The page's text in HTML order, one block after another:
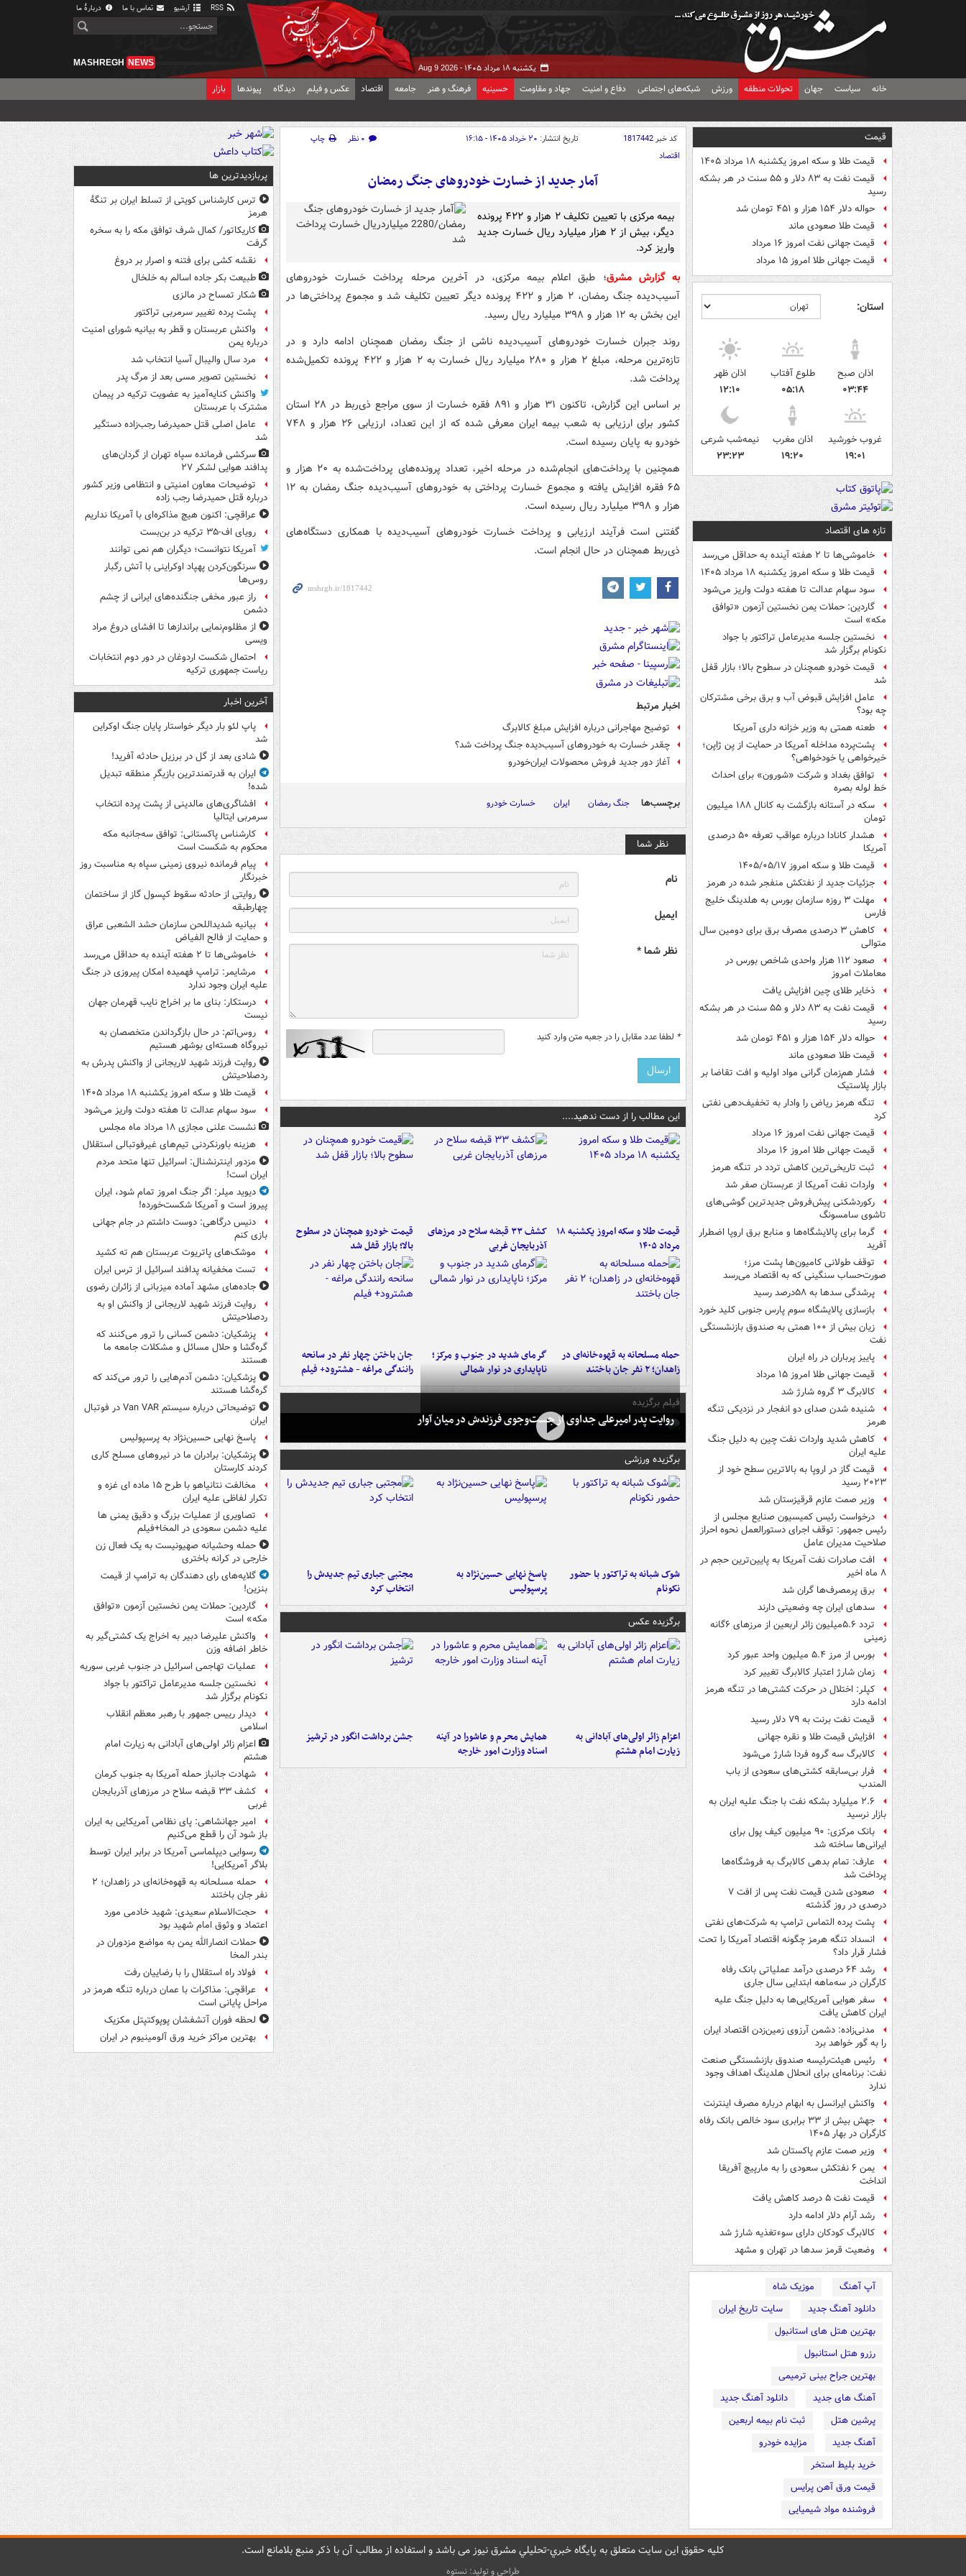
آرشیو تماس با ما دربارهٔ ما
یکشنبه ۱۸ مرداد ۱۴۰۵ - Aug 9 2026
MASHREGH NEWS
خانه سیاست جهان تحولات منطقه ورزش شبکه‌های اجتماعی دفاع و امنیت جهاد و مقاومت حسینیه فرهنگ و هنر جامعه اقتصاد عکس و فیلم دیدگاه پیوندها بازار
قیمت
قیمت طلا و سکه امروز یکشنبه ۱۸ مرداد ۱۴۰۵
قیمت نفت به ۸۳ دلار و ۵۵ سنت در هر بشکه
رسید
حواله دلار ۱۵۴ هزار و ۴۵۱ تومان شد
قیمت طلا صعودی ماند
قیمت جهانی نفت امروز ۱۶ مرداد
قیمت جهانی طلا امروز ۱۵ مرداد
استان:
اذان صبح
۰۳:۴۴
طلوع آفتاب
۰۵:۱۸
اذان ظهر
۱۲:۱۰
غروب خورشید
۱۹:۰۱
اذان مغرب
۱۹:۲۰
نیمه‌شب شرعی
۲۳:۲۳
تازه های اقتصاد
خاموشی‌ها تا ۲ هفته آینده به حداقل می‌رسد
قیمت طلا و سکه امروز یکشنبه ۱۸ مرداد ۱۴۰۵
سود سهام عدالت تا هفته دولت واریز می‌شود
گاردین: حملات یمن نخستین آزمون «توافق
مکه» است
نخستین جلسه مدیرعامل تراکتور با جواد
نکونام برگزار شد
قیمت خودرو همچنان در سطوح بالا؛ بازار قفل
شد
عامل افزایش قبوض آب و برق برخی مشترکان
چه بود؟
طعنه همتی به وزیر خزانه داری آمریکا
پشت‌پرده مداخله آمریکا در حمایت از یِن ژاپن؛
خیرخواهی یا خودخواهی؟
توافق بغداد و شرکت «شورون» برای احداث
خط لوله بصره
سکه در آستانه بازگشت به کانال ۱۸۸ میلیون
تومان
هشدار کانادا درباره عواقب تعرفه ۵۰ درصدی
آمریکا
قیمت طلا و سکه امروز ۱۴۰۵/۰۵/۱۷
جزئیات جدید از نفتکش منفجر شده در هرمز
مهلت ۳ روزه سازمان بورس به هلدینگ خلیج
فارس
کاهش ۳ درصدی مصرف برق برای دومین سال
متوالی
صعود ۱۱۲ هزار واحدی شاخص بورس در
معاملات امروز
ذخایر طلای چین افزایش یافت
قیمت نفت به ۸۳ دلار و ۵۵ سنت در هر بشکه
رسید
حواله دلار ۱۵۴ هزار و ۴۵۱ تومان شد
قیمت طلا صعودی ماند
فشار هم‌زمان گرانی مواد اولیه و افت تقاضا بر
بازار پلاستیک
تنگه هرمز ریاض را وادار به تخفیف‌دهی نفتی
کرد
قیمت جهانی نفت امروز ۱۶ مرداد
قیمت جهانی طلا امروز ۱۶ مرداد
ثبت تاریخی‌ترین کاهش تردد در تنگه هرمز
واردات نفت آمریکا از عربستان صفر شد
رکوردشکنی پیش‌فروش جدیدترین گوشی‌های
تاشوی سامسونگ
گرما برای پالایشگاه‌ها و منابع برق اروپا اضطرار
آفرید
توقف طولانی کامیون‌ها پشت مرز؛
صورت‌حساب سنگینی که به اقتصاد می‌رسد
پرشدگی سدها به ۵۸درصد رسید
بازسازی پالایشگاه سوم پارس جنوبی کلید خورد
زیان بیش از ۱۰۰ همتی به صندوق‌ بازنشستگی
نفت
پاییز پرباران در راه ایران
قیمت جهانی طلا امروز ۱۵ مرداد
کالابرگ ۳ گروه شارژ شد
شنیده شدن صدای دو انفجار در نزدیکی تنگه
هرمز
کاهش شدید واردات نفت چین به دلیل جنگ
علیه ایران
قیمت گاز در اروپا به بالاترین سطح خود از
۲۰۲۳ رسید
وزیر صمت عازم قرقیزستان شد
درخواست رئیس کمیسیون صنایع مجلس از
رئیس جمهور: توقف اجرای دستورالعمل نحوه احراز
صلاحیت مدیران عامل
افت صادرات نفت آمریکا به پایین‌ترین حجم در
۸ ماه اخیر
برق پرمصرف‌ها گران شد
سدهای ایران چه وضعیتی دارند
تردد ۵.۶میلیون زائر اربعین از مرزهای ۶گانه
زمینی
بورس از مرز ۵.۴ میلیون واحد عبور کرد
زمان شارژ اعتبار کالابرگ تغییر کرد
کپلر: اختلال در حرکت کشتی‌ها در تنگه هرمز
ادامه دارد
قیمت نفت برنت به ۷۹ دلار رسید
افزایش قیمت طلا و نقره جهانی
کالابرگ سه گروه فردا شارژ می‌شود
فرار بی‌سابقه کشتی‌های سعودی از باب
المندب
۲.۶ میلیارد بشکه نفت با جنگ علیه ایران به
بازار نرسید
بانک مرکزی: ۹۰ میلیون کیف پول برای
ایرانی‌ها ساخته شد
عارف: تمام بدهی کالابرگ به فروشگاه‌ها
پرداخت شد
صعودی شدن قیمت نفت پس از افت ۷
درصدی در روز گذشته
پشت پرده التماس ترامپ به شرکت‌های نفتی
انسداد تنگه هرمز چگونه اقتصاد آمریکا را تحت
فشار قرار داد؟
رشد ۶۴ درصدی درآمد عملیاتی بانک رفاه
کارگران در سه‌ماهه ابتدایی سال جاری
سفر هوایی آمریکایی‌ها به دلیل جنگ علیه
ایران کاهش یافت
مدنی‌زاده: دشمن آرزوی زمین‌زدن اقتصاد ایران
را به گور خواهد برد
رئیس هیئت‌رئیسه صندوق بازنشستگی صنعت
نفت: برنامه‌ای برای انحلال هلدینگ اهداف وجود
ندارد
واکنش ایرانسل به ابهام درباره مصرف اینترنت
جهش بیش از ۳۳ برابری سود خالص بانک رفاه
کارگران در بهار ۱۴۰۵
وزیر صمت عازم پاکستان شد
یمن ۶ نفتکش سعودی را به مارپیچ آفریقا
انداخت
قیمت نفت ۵ درصد کاهش یافت
رشد آرام دلار ادامه دارد
کالابرگ کودکان دارای سوءتغذیه شارژ شد
وضعیت قرمز سدها در تهران و مشهد
آپ آهنگ
موزیک شاه
دانلود آهنگ جدید
سایت تاریخ ایران
بهترین هتل های استانبول
رزرو هتل استانبول
بهترین جراح بینی ترمیمی
آهنگ های جدید
دانلود آهنگ جدید
پرشین هتل
ثبت نام بیمه اربعین
آهنگ جدید
مزایده خودرو
خرید بلیط استخر
قیمت ورق آهن پرایس
فروشنده مواد شیمیایی
کد خبر1817442 تاریخ انتشار: ۲۰ خرداد ۱۴۰۵ - ۱۶:۱۵ ۰ نظر
چاپ
اقتصاد
آمار جدید از خسارت خودروهای جنگ رمضان
بیمه مرکزی با تعیین تکلیف ۲ هزار و ۴۲۲ پرونده
دیگر، بیش از ۲ هزار میلیارد ریال خسارت جدید
واریز کرد.
به گزارش مشرق؛ طبق اعلام بیمه مرکزی، در آخرین مرحله پرداخت خسارت خودروهای
آسیب‌دیده جنگ رمضان، ۲ هزار و ۴۲۲ پرونده دیگر تعیین تکلیف شد و مجموع پرداختی‌ها در
این بخش به ۱۲ هزار و ۳۹۸ میلیارد ریال رسید.
روند جبران خسارت خودروهای آسیب‌دیده ناشی از جنگ رمضان همچنان ادامه دارد و در
تازه‌ترین مرحله، مبلغ ۲ هزار و ۲۸۰ میلیارد ریال خسارت به ۲ هزار و ۴۲۲ پرونده تکمیل‌شده
پرداخت شد.
بر اساس این گزارش، تاکنون ۳۱ هزار و ۸۹۱ فقره خسارت از سوی مراجع ذی‌ربط در ۲۸ استان
کشور برای ارزیابی به شعب بیمه ایران معرفی شده که از این تعداد، ارزیابی ۲۶ هزار و ۷۴۸
خودرو به پایان رسیده است.
همچنین با پرداخت‌های انجام‌شده در مرحله اخیر، تعداد پرونده‌های پرداخت‌شده به ۲۰ هزار و
۶۵ فقره افزایش یافته و مجموع خسارت پرداختی به خودروهای آسیب‌دیده جنگ رمضان به ۱۲
هزار و ۳۹۸ میلیارد ریال رسیده است.
گفتنی است فرآیند ارزیابی و پرداخت خسارت خودروهای آسیب‌دیده با همکاری دستگاه‌های
ذی‌ربط همچنان در حال انجام است.
اخبار مرتبط
توضیح مهاجرانی درباره افزایش مبلغ کالابرگ
چقدر خسارت به خودروهای آسیب‌دیده جنگ پرداخت شد؟
آغاز دور جدید فروش محصولات ایران‌خودرو
برچسب‌ها جنگ رمضان ایران خسارت خودرو
نظر شما
نام
ایمیل
نظر شما *
* لطفا عدد مقابل را در جعبه متن وارد کنید
این مطالب را از دست ندهید....
قیمت طلا و سکه امروز یکشنبه ۱۸
مرداد ۱۴۰۵
کشف ۳۳ قبضه سلاح در مرزهای
آذربایجان غربی
قیمت خودرو همچنان در سطوح
بالا؛ بازار قفل شد
حمله مسلحانه به قهوه‌خانه‌ای در
زاهدان؛ ۲ نفر جان باختند
گرمای شدید در جنوب و مرکز؛
ناپایداری در نوار شمالی
جان باختن چهار نفر در سانحه
رانندگی مراغه - هشترود+ فیلم
فیلم برگزیده
روایت پدر امیرعلی جداوی از جست‌وجوی فرزندش در میان آوار
برگزیده ورزشی
شوک شبانه به تراکتور با حضور
نکونام
پاسخ نهایی حسین‌نژاد به
پرسپولیس
مجتبی جباری تیم جدیدش را
انتخاب کرد
برگزیده عکس
اعزام زائر اولی‌های آبادانی به
زیارت امام هشتم
همایش محرم و عاشورا در آینه
اسناد وزارت امور خارجه
جشن برداشت انگور در ترشیز
پربازدیدترین ها
ترس کارشناس کویتی از تسلط ایران بر تنگۀ
هرمز
کاریکاتور/ کمال شرف توافق مکه را به سخره
گرفت
نقشه کشی برای فتنه و اصرار بر دروغ
طبیعت بکر جاده اسالم به خلخال
شکار تمساح در مالزی
پشت پرده تغییر سرمربی تراکتور
واکنش عربستان و قطر به بیانیه شورای امنیت
درباره یمن
مرد سال والیبال آسیا انتخاب شد
نخستین تصویر مسی بعد از مرگ پدر
واکنش کنایه‌آمیز به عضویت ترکیه در پیمان
مشترک با عربستان
عامل اصلی قتل حمیدرضا رجب‌زاده دستگیر
شد
سرکشی فرمانده سپاه تهران از گردان‌های
پدافند هوایی لشکر ۲۷
توضیحات معاون امنیتی و انتظامی وزیر کشور
درباره قتل حمیدرضا رجب زاده
عراقچی: اکنون هیچ مذاکره‌ای با آمریکا نداریم
رویای اف-۳۵ ترکیه در بن‌بست
آمریکا نتوانست؛ دیگران هم نمی توانند
سرنگون‌کردن پهپاد اوکراینی با آتش رگبار
روس‌ها
راز عبور مخفی جنگنده‌های ایرانی از چشم
دشمن
از مظلوم‌نمایی براندازها تا افشای دروغ مراد
ویسی
احتمال شکست اردوغان در دور دوم انتخابات
ریاست جمهوری ترکیه
آخرین اخبار
پاپ لئو بار دیگر خواستار پایان جنگ اوکراین
شد
شادی بعد از گل در برزیل حادثه آفرید!
ایران به قدرتمندترین بازیگرِ منطقه تبدیل
شده!
افشاگری‌های مالدینی از پشت پرده انتخاب
سرمربی ایتالیا
کارشناس پاکستانی: توافق سه‌جانبه مکه
محکوم به شکست است
پیام فرمانده نیروی زمینی سپاه به مناسبت روز
خبرنگار
روایتی از حادثه سقوط کپسول گاز از ساختمان
چهارطبقه
بیانیه شدیداللحن سازمان حشد الشعبی عراق
و حمایت از فالح الفیاض
خاموشی‌ها تا ۲ هفته آینده به حداقل می‌رسد
مرشایمر: ترامپ فهمیده امکان پیروزی در جنگ
علیه ایران وجود ندارد
درستکار: بنای ما بر اخراج نایب قهرمان جهان
نیست
روس‌اتم: در حال بازگرداندن متخصصان به
نیروگاه هسته‌ای بوشهر هستیم
روایت فرزند شهید لاریجانی از واکنش پدرش به
ردصلاحیتش
قیمت طلا و سکه امروز یکشنبه ۱۸ مرداد ۱۴۰۵
سود سهام عدالت تا هفته دولت واریز می‌شود
نشست علنی مجازی ۱۸ مرداد ماه مجلس
هزینه باورنکردنی تیم‌های غیرفوتبالی استقلال
مزدور اینترنشنال: اسرائیل تنها متحد مردم
ایران است!
دیوید میلر: اگر جنگ امروز تمام شود، ایران
پیروز است و آمریکا شکست‌خورده!
دنیس درگاهی: دوست داشتم در جام جهانی
بازی کنم
موشک‌های پاتریوت عربستان هم ته‌ کشید
تست مخفیانه پدافند اسرائیل از ترس ایران
جاده‌های مشهد آماده میزبانی از زائران رضوی
روایت فرزند شهید لاریجانی از واکنش او به
ردصلاحیتش
پزشکیان: دشمن کسانی را ترور می‌کنند که
گره‌گشا و حلال مسائل و مشکلات جامعه ما
هستند
پزشکیان: دشمن آدم‌هایی را ترور می‌کند که
گره‌گشا هستند
توضیحاتی درباره سیستم Van VAR در فوتبال
ایران
پاسخ نهایی حسین‌نژاد به پرسپولیس
پزشکیان: برادران ما در نیروهای مسلح کاری
کردند کارستان
مخالفت نتانیاهو با طرح ۱۵ ماده ای غزه و
تکرار لفاظی علیه ایران
تصاویری از عملیات بزرگ و دقیق یمنی ها
علیه دشمن سعودی در المخا+فیلم
حمله وحشیانه صهیونیست به یک فعال زن
خارجی در کرانه باختری
گلایه‌های رای دهندگان به ترامپ از قیمت
بنزین!
گاردین: حملات یمن نخستین آزمون «توافق
مکه» است
واکنش علیرضا دبیر به اخراج یک کشتی‌گیر به
خاطر اضافه وزن
عملیات تهاجمی اسرائیل در جنوب غربی سوریه
نخستین جلسه مدیرعامل تراکتور با جواد
نکونام برگزار شد
دیدار رییس جمهور با رهبر معظم انقلاب
اسلامی
اعزام زائر اولی‌های آبادانی به زیارت امام
هشتم
شهادت جانباز حمله آمریکا به جنوب کرمان
کشف ۳۳ قبضه سلاح در مرزهای آذربایجان
غربی
امیر جهانشاهی: پای نظامی آمریکایی به ایران
باز شود آن را قطع می‌کنیم
رسوایی دیپلماسی آمریکا در برابر ایران توسط
بلاگر آمریکایی!
حمله مسلحانه به قهوه‌خانه‌ای در زاهدان؛ ۲
نفر جان باختند
حجت‌الاسلام سعیدی: شهید خادمی مورد
اعتماد و وثوق امام شهید بود
حملات انصارالله یمن به مواضع مزدوران در
بندر المخا
فولاد راه استقلال را با رضاییان رفت
عراقچی: مذاکرات با عمان درباره تنگه هرمز در
مراحل پایانی است
لحظه فوران آتشفشان پوپوکتپتل مکزیک
بهترین مراکز خرید ورق آلومینیوم در ایران
کليه حقوق اين سايت متعلق به پایگاه خبري-تحليلي مشرق نيوز می باشد و استفاده از مطالب آن با ذکر منبع بلامانع است.
طراحی و تولید: نستوه